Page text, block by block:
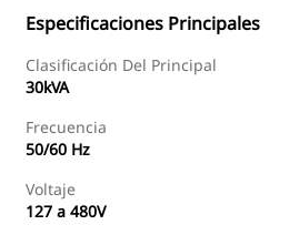
Especificaciones Principales
Clasificación Del Principal
30kVA
Frecuencia
50/60 Hz
Voltaje
127 a 480V